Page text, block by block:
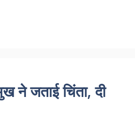
ने जताई चिंता, दी